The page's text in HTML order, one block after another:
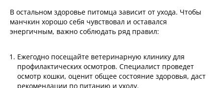
В остальном здоровье питомца зависит от ухода. Чтобы
манчкин хорошо себя чувствовал и оставался
энергичным, важно соблюдать ряд правил:
Ежегодно посещайте ветеринарную клинику для
профилактических осмотров. Специалист проведет
осмотр кошки, оценит общее состояние здоровья, даст
рекомендации по питанию и уходу.